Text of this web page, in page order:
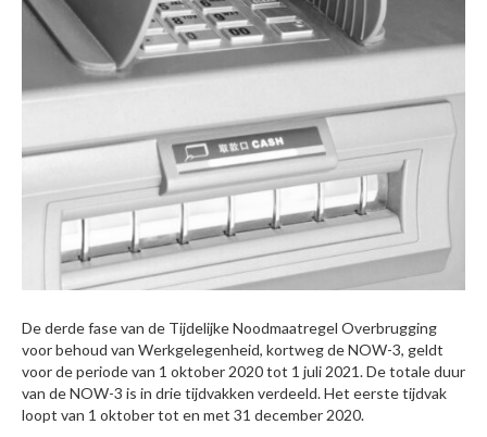
De derde fase van de Tijdelijke Noodmaatregel Overbrugging
voor behoud van Werkgelegenheid, kortweg de NOW-3, geldt
voor de periode van 1 oktober 2020 tot 1 juli 2021. De totale duur
van de NOW-3 is in drie tijdvakken verdeeld. Het eerste tijdvak
loopt van 1 oktober tot en met 31 december 2020.